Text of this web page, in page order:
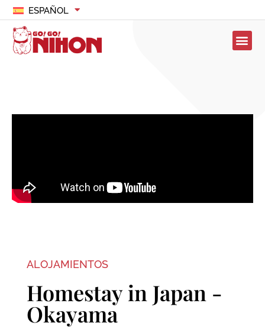
ESPAÑOL
ALOJAMIENTOS
Homestay in Japan -
Okayama